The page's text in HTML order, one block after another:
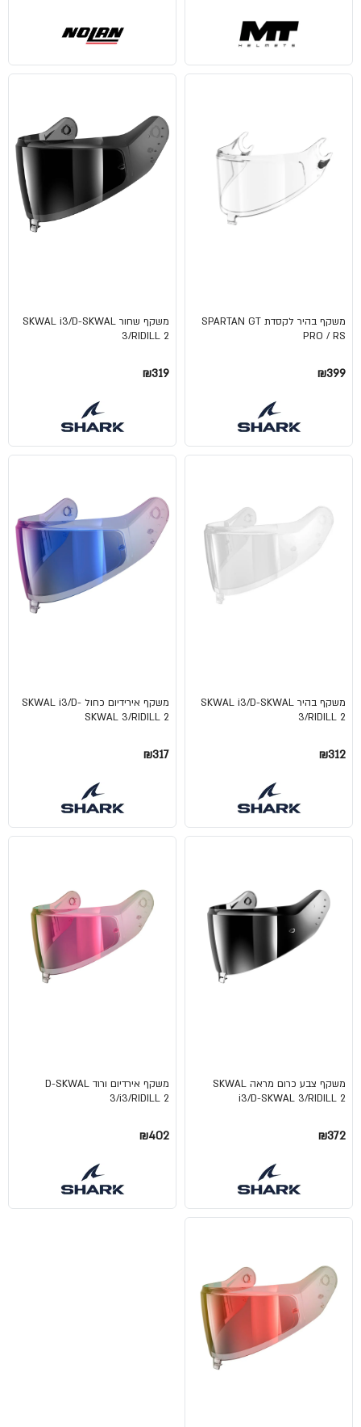
משקף בהיר לקסדת SPARTAN GT
PRO / RS
₪399
משקף שחור SKWAL i3/D-SKWAL
3/RIDILL 2
₪319
משקף בהיר SKWAL i3/D-SKWAL
3/RIDILL 2
₪312
משקף אירידיום כחול SKWAL i3/D-
SKWAL 3/RIDILL 2
₪317
משקף צבע כרום מראה SKWAL
i3/D-SKWAL 3/RIDILL 2
₪372
משקף אירדיום ורוד D-SKWAL
3/i3/RIDILL 2
₪402